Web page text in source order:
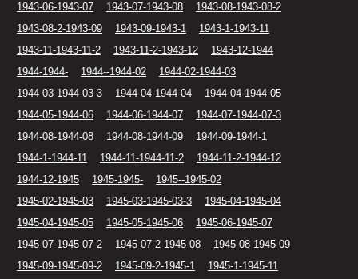
1943-06-1943-07
1943-07-1943-08
1943-08-1943-08-2
1943-08-2-1943-09
1943-09-1943-1
1943-1-1943-11
1943-11-1943-11-2
1943-11-2-1943-12
1943-12-1944
1944-1944-
1944--1944-02
1944-02-1944-03
1944-03-1944-03-3
1944-04-1944-04
1944-04-1944-05
1944-05-1944-06
1944-06-1944-07
1944-07-1944-07-3
1944-08-1944-08
1944-08-1944-09
1944-09-1944-1
1944-1-1944-11
1944-11-1944-11-2
1944-11-2-1944-12
1944-12-1945
1945-1945-
1945--1945-02
1945-02-1945-03
1945-03-1945-03-3
1945-04-1945-04
1945-04-1945-05
1945-05-1945-06
1945-06-1945-07
1945-07-1945-07-2
1945-07-2-1945-08
1945-08-1945-09
1945-09-1945-09-2
1945-09-2-1945-1
1945-1-1945-11